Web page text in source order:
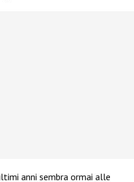
anni sembra ormai alle